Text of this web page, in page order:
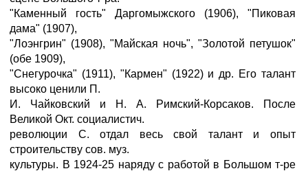
"Каменный гость" Даргомыжского (1906), "Пиковая
дама" (1907),
"Лоэнгрин" (1908), "Майская ночь", "Золотой петушок"
(обе 1909),
"Снегурочка" (1911), "Кармен" (1922) и др. Его талант
высоко ценили П.
И. Чайковский и Н. А. Римский-Корсаков. После
Великой Окт. социалистич.
революции С. отдал весь свой талант и опыт
строительству сов. муз.
культуры. В 1924-25 наряду с работой в Большом т-ре